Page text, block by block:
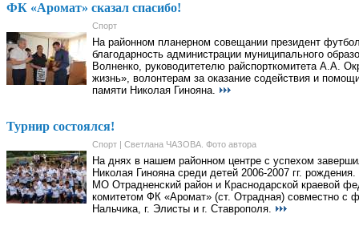
ФК «Аромат» сказал спасибо!
Спорт
На районном планерном совещании президент
благодарность администрации муниципального
Волненко, руководитетелю райспорткомитета А.А.
жизнь», волонтерам за оказание содействия и
памяти Николая Гинояна.
Турнир состоялся!
Спорт | Светлана ЧАЗОВА. Фото автора
На днях в нашем районном центре с успехом
Николая Гинояна среди детей 2006-2007 гг.
МО Отрадненский район и Краснодарской краевой
комитетом ФК «Аромат» (ст. Отрадная) совместно с
Нальчика, г. Элисты и г. Ставрополя.